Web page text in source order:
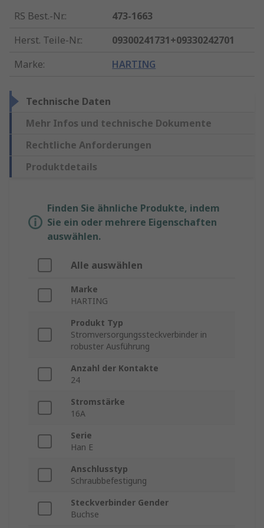
RS Best.-Nr.:
473-1663
Herst. Teile-Nr.:
09300241731+09330242701
Marke: HARTING
Technische Daten
Mehr Infos und technische Dokumente
Rechtliche Anforderungen
Produktdetails
Finden Sie ähnliche Produkte, indem
Sie ein oder mehrere Eigenschaften
auswählen.
Alle auswählen
Marke
HARTING
Produkt Typ
Stromversorgungssteckverbinder in
robuster Ausführung
Anzahl der Kontakte
24
Stromstärke
16A
Serie
Han E
Anschlusstyp
Schraubbefestigung
Steckverbinder Gender
Buchse